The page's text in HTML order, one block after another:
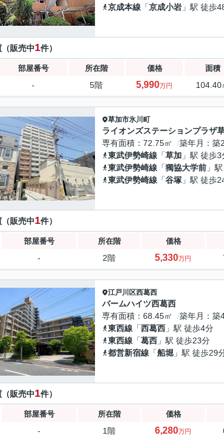
京成本線 「京成小岩 」駅 徒歩
販売中1件）
部屋番号 所在階 価格 面積
- 5階 5,990万円 104.40
草加市氷川町
ライオンズステーションプラザ
専有面積
72.75㎡ 築年月 築
東武伊勢崎線 「草加 」駅 徒歩3
東武伊勢崎線 「獨協大学前 」
東武伊勢崎線 「谷塚 」駅 徒歩
販売中1件）
部屋番号 所在階 価格
- 2階 5,330万円
江戸川区西葛西
バームハイツ西葛西
専有面積
68.45㎡ 築年月 築
東西線 「西葛西 」駅 徒歩4分
東西線 「葛西 」駅 徒歩23分
都営新宿線 「船堀 」駅 徒歩29
販売中1件）
部屋番号 所在階 価格
- 1階 6,280万円